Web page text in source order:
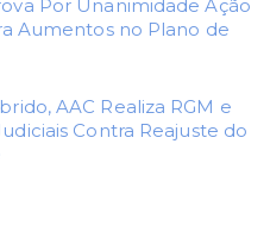
Por Unanimidade Ação
Aumentos no Plano de
AAC Realiza RGM e
Contra Reajuste do